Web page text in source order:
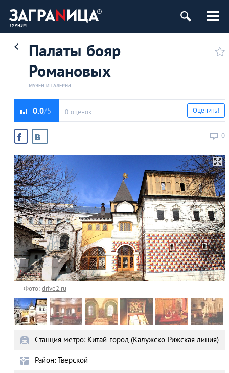
Палаты бояр
Романовых
МУЗЕИ И ГАЛЕРЕИ
0.0 0 оценок
0
Оценить!
Фото:drive2.ru
Станция метро: Китай-город (Калужско-Рижская линия)
Район: Тверской